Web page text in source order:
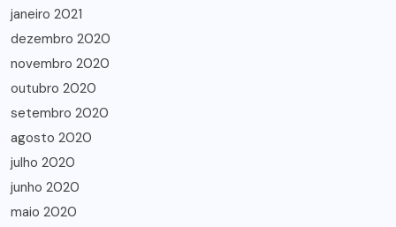
janeiro 2021
dezembro 2020
novembro 2020
outubro 2020
setembro 2020
agosto 2020
julho 2020
junho 2020
maio 2020